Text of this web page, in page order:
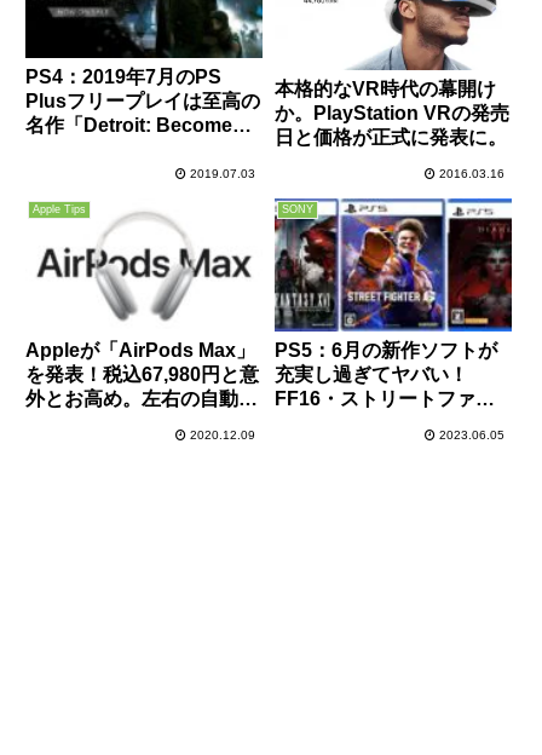
PS4：2019年7月のPS
Plusフリープレイは至高の
名作「Detroit: Become
遊んでほしい！泣けるぞ！
2019.07.03
本格的なVR時代の幕開け
か。PlayStation VRの発売
日と価格が正式に発表に。
2016.03.16
Apple Tips
Appleが「AirPods Max」
を発表！税込67,980円と意
外とお高め。左右の自動認
た可能性も？実質半額の
2020.12.09
SONY
PS5：6月の新作ソフトが
充実し過ぎてヤバい！
FF16・ストリートファイ
23のどれを買うか悩む～
2023.06.05